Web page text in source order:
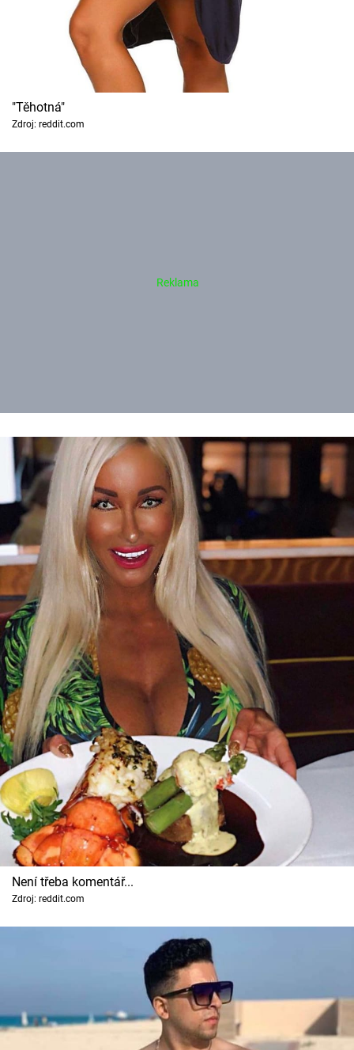
"Těhotná"
Zdroj: reddit.com
Není třeba komentář...
Zdroj: reddit.com